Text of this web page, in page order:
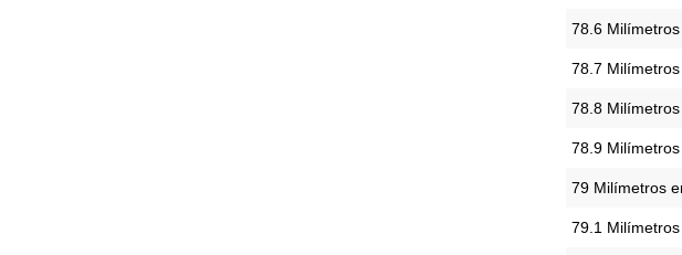
78.6
78.7
78.8
78.9
79 Milímetros
79.1